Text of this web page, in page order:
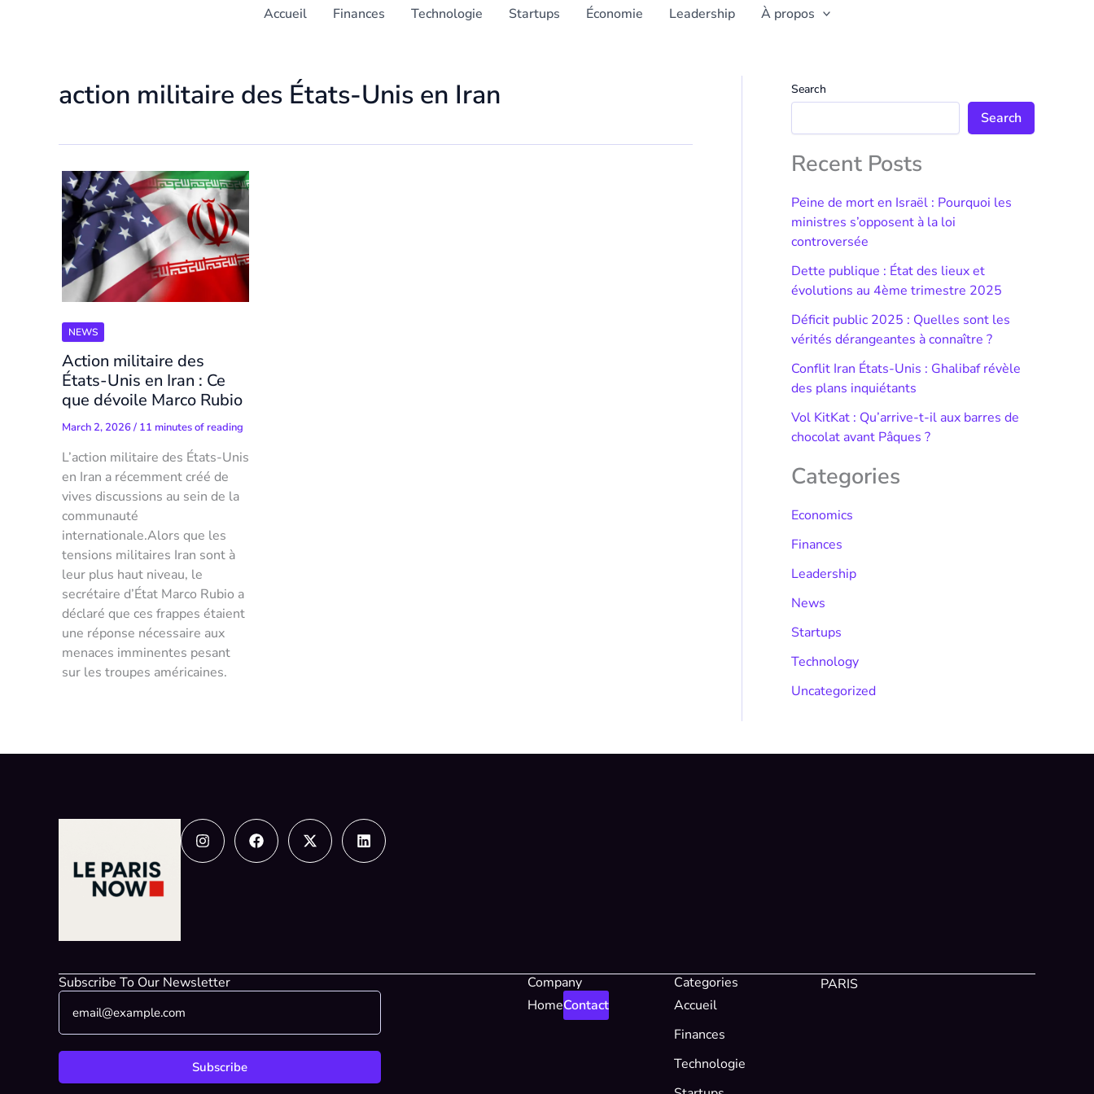
Accueil Finances Technologie Startups Économie Leadership À propos
action militaire des États-Unis en Iran
NEWS
Action militaire des
États-Unis en Iran : Ce
que dévoile Marco Rubio
March 2, 2026/ 11 minutes of reading
L’action militaire des États-Unis
en Iran a récemment créé de
vives discussions au sein de la
communauté
internationale.Alors que les
tensions militaires Iran sont à
leur plus haut niveau, le
secrétaire d’État Marco Rubio a
déclaré que ces frappes étaient
une réponse nécessaire aux
menaces imminentes pesant
sur les troupes américaines.
Search
Search
Recent Posts
Peine de mort en Israël : Pourquoi les
ministres s’opposent à la loi
controversée
Dette publique : État des lieux et
évolutions au 4ème trimestre 2025
Déficit public 2025 : Quelles sont les
vérités dérangeantes à connaître ?
Conflit Iran États-Unis : Ghalibaf révèle
des plans inquiétants
Vol KitKat : Qu’arrive-t-il aux barres de
chocolat avant Pâques ?
Categories
Economics
Finances
Leadership
News
Startups
Technology
Uncategorized
InstagramFacebookX-
twitter
Linkedin
Subscribe To Our Newsletter
E
a
*
E
a
*
Subscribe
Company
HomeContact
Categories
Accueil
Finances
Technologie
PARIS